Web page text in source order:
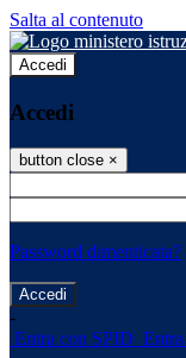
Salta al contenuto
Accedi
Accedi
button close ×
Password dimenticata?
-
Entra con SPID